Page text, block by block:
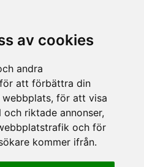
av cookies
andra
att förbättra din
för att visa
riktade annonser,
och för
kommer ifrån.